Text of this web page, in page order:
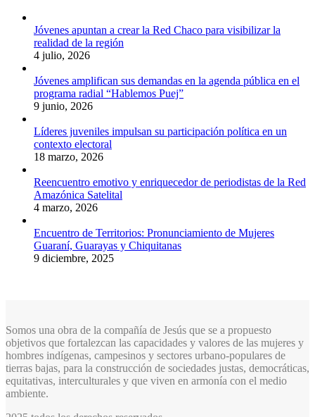
Jóvenes apuntan a crear la Red Chaco para visibilizar la
realidad de la región
4 julio, 2026
Jóvenes amplifican sus demandas en la agenda pública en el
programa radial “Hablemos Puej”
9 junio, 2026
Líderes juveniles impulsan su participación política en un
contexto electoral
18 marzo, 2026
Reencuentro emotivo y enriquecedor de periodistas de la Red
Amazónica Satelital
4 marzo, 2026
Encuentro de Territorios: Pronunciamiento de Mujeres
Guaraní, Guarayas y Chiquitanas
9 diciembre, 2025
Somos una obra de la compañía de Jesús que se a propuesto
objetivos que fortalezcan las capacidades y valores de las mujeres y
hombres indígenas, campesinos y sectores urbano-populares de
tierras bajas, para la construcción de sociedades justas, democráticas,
equitativas, interculturales y que viven en armonía con el medio
ambiente.